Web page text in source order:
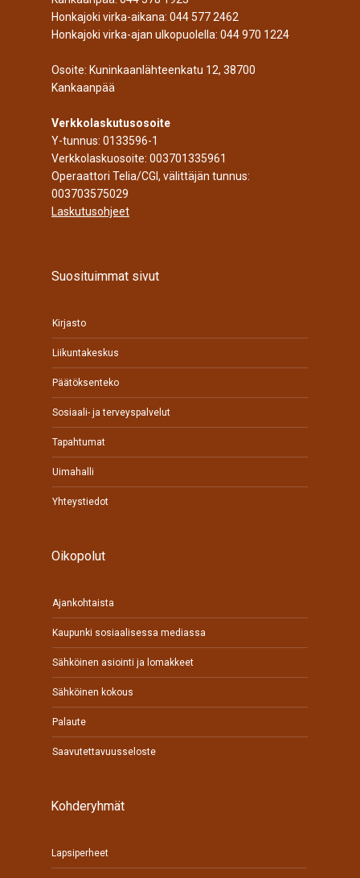
Honkajoki virka-aikana: 044 577 2462
Honkajoki virka-ajan ulkopuolella: 044 970 1224
Osoite: Kuninkaanlähteenkatu 12, 38700
Kankaanpää
Verkkolaskutusosoite
Y-tunnus: 0133596-1
Verkkolaskuosoite: 003701335961
Operaattori Telia/CGI, välittäjän tunnus:
003703575029
Laskutusohjeet
Suosituimmat sivut
Kirjasto
Liikuntakeskus
Päätöksenteko
Sosiaali- ja terveyspalvelut
Tapahtumat
Uimahalli
Yhteystiedot
Oikopolut
Ajankohtaista
Kaupunki sosiaalisessa mediassa
Sähköinen asiointi ja lomakkeet
Sähköinen kokous
Palaute
Saavutettavuusseloste
Kohderyhmät
Lapsiperheet